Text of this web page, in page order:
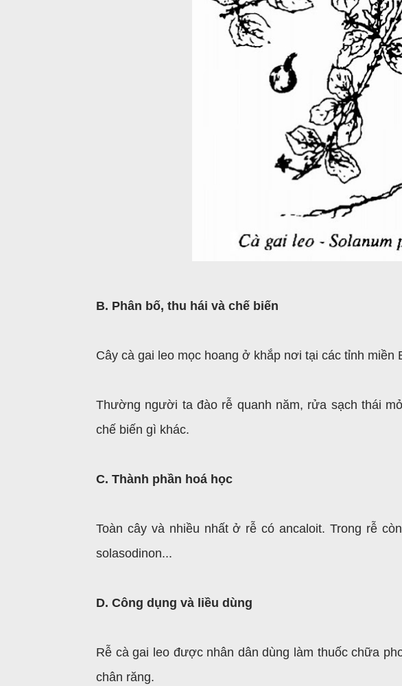
B. Phân bố, thu hái và chế biến
Cây cà gai leo mọc hoang ở khắp nơi tại các tỉnh
Thường người ta đào rễ quanh năm, rửa sạch thái
chế biến gì khác.
C. Thành phần hoá học
Toàn cây và nhiều nhất ở rễ có ancaloit. Trong rễ
solasodinon...
D. Công dụng và liều dùng
Rễ cà gai leo được nhân dân dùng làm thuốc chữa
chân răng.